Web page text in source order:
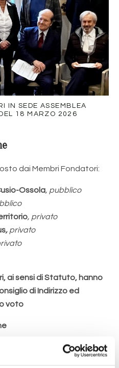
IN SEDE ASSEMBLEA
18 MARZO 2026
dai Membri Fondatori:
Ossola, pubblico
, privato
, privato
ai sensi di Statuto, hanno
di Indirizzo ed
voto
Albertella